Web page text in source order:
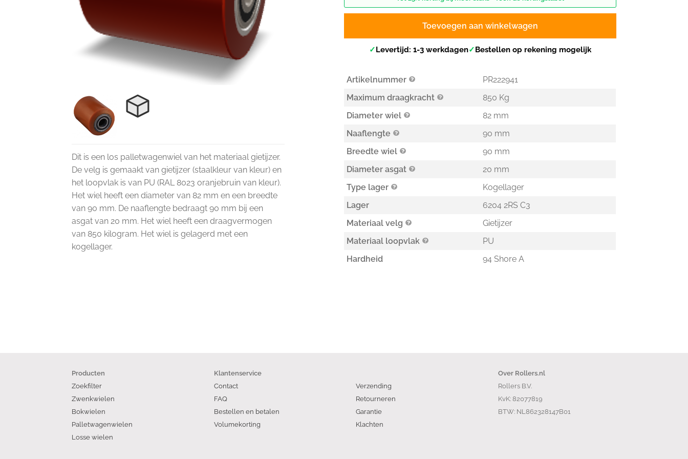
Dit is een los palletwagenwiel van het materiaal gietijzer.
De velg is gemaakt van gietijzer (staalkleur van kleur) en
het loopvlak is van PU (RAL 8023 oranjebruin van kleur).
Het wiel heeft een diameter van 82 mm en een breedte
van 90 mm. De naaflengte bedraagt 90 mm bij een
asgat van 20 mm. Het wiel heeft een draagvermogen
van 850 kilogram. Het wiel is gelagerd met een
kogellager.
Toevoegen aan winkelwagen
✓ Levertijd: 1-3 werkdagen✓ Bestellen op rekening mogelijk
Artikelnummer
PR222941
Maximum draagkracht
850 Kg
Diameter wiel
82 mm
Naaflengte
90 mm
Breedte wiel
90 mm
Diameter asgat
20 mm
Type lager
Kogellager
Lager
6204 2RS C3
Materiaal velg
Gietijzer
Materiaal loopvlak
PU
Hardheid
94 Shore A
Producten
Zoekfilter
Zwenkwielen
Bokwielen
Palletwagenwielen
Losse wielen
Klantenservice
Contact
FAQ
Bestellen en betalen
Volumekorting
Verzending
Retourneren
Garantie
Klachten
Over Rollers.nl
Rollers B.V.
KvK: 82077819
BTW: NL862328147B01